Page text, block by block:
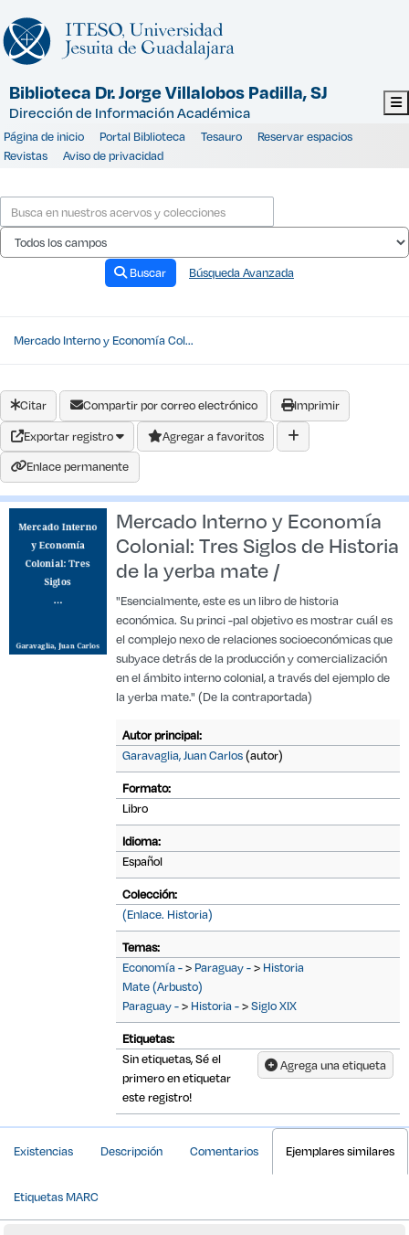
Biblioteca Dr. Jorge Villalobos Padilla, SJ
Dirección de Información Académica
Página de inicio Portal Biblioteca Tesauro
Reservar espacios
Revistas
Aviso de privacidad
Buscar Búsqueda Avanzada
Mercado Interno y Economía Col...
Citar Compartir por correo electrónico
Imprimir
Exportar registro
Agregar a favoritos
Enlace permanente
Mercado Interno y Economía
Colonial: Tres Siglos de Historia
de la yerba mate /
"Esencialmente, este es un libro de historia
económica. Su princi -pal objetivo es mostrar cuál es
el complejo nexo de relaciones socioeconómicas que
subyace detrás de la producción y comercialización
en el ámbito interno colonial, a través del ejemplo de
la yerba mate." (De la contraportada)
Detalles Bibliográficos
Autor principal:
Garavaglia, Juan Carlos(autor)
Formato:
Libro
Idioma:
Español
Colección:
(Enlace. Historia)
Temas:
Economía -> Paraguay -> Historia
Mate (Arbusto)
Paraguay -> Historia ->Siglo XIX
Etiquetas:
Agrega una etiqueta
Sin etiquetas, Sé el
primero en etiquetar
este registro!
Existencias Descripción Comentarios Ejemplares similares
Etiquetas MARC